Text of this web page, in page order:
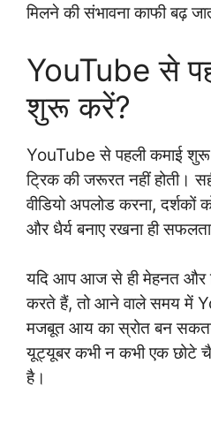
मिलने की संभावना काफी बढ़
YouTube से
शुरू करें?
YouTube से पहली कमाई
ट्रिक की जरूरत नहीं होती।
वीडियो अपलोड करना, दर्शकों
और धैर्य बनाए रखना ही
यदि आप आज से ही मेहनत और
करते हैं, तो आने वाले समय में
मजबूत आय का स्रोत बन
यूट्यूबर कभी न कभी एक छोटे
है।